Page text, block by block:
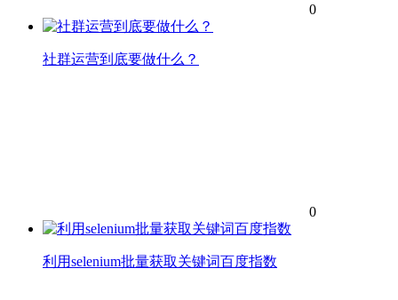
0
社群运营到底要做什么？
0
利用selenium批量获取关键词百度指数